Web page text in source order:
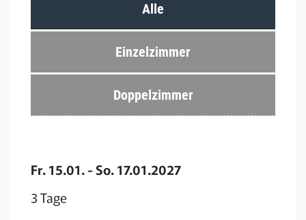
Alle
Einzelzimmer
Doppelzimmer
Fr. 15.01. - So. 17.01.2027
3 Tage